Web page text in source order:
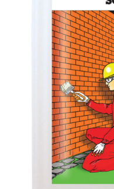
Plasă Termoizolație
Plasă Tencuieli și Șape
Doze și Platforme
Adezivi Termoizolații
Benzi Adezive
Barieră de Vapori
Etanșare Străpungeri
Folie Difuzie Anticondens
Vată Minerală